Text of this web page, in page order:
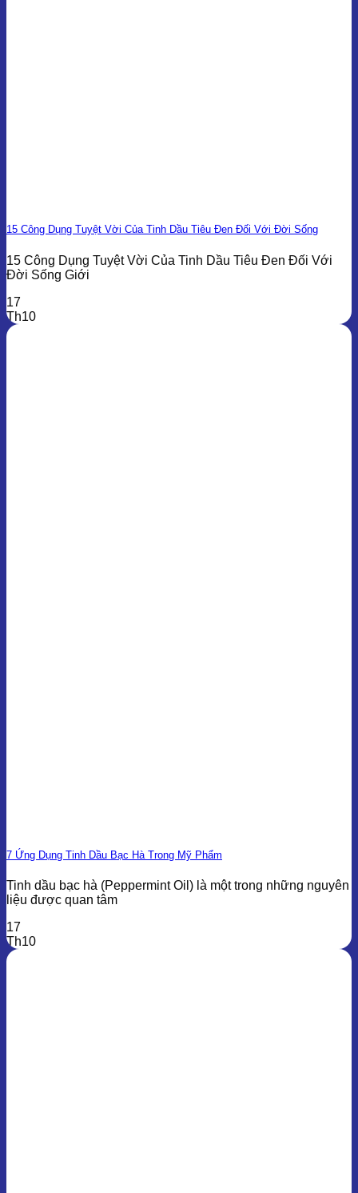
15 Công Dụng Tuyệt Vời Của Tinh Dầu Tiêu Đen Đối Với Đời Sống
15 Công Dụng Tuyệt Vời Của Tinh Dầu Tiêu Đen Đối Với
Đời Sống Giới
17
Th10
7 Ứng Dụng Tinh Dầu Bạc Hà Trong Mỹ Phẩm
Tinh dầu bạc hà (Peppermint Oil) là một trong những nguyên
liệu được quan tâm
17
Th10